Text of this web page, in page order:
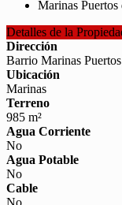
Detalles de la
Dirección
Barrio Marinas
Ubicación
Marinas
Terreno
985 m²
Agua Corriente
No
Agua Potable
No
Cable
No